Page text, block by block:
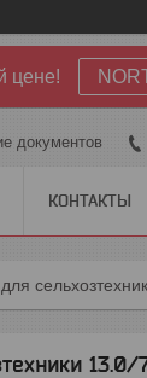
цене!
документов
КОНТАКТЫ
13.0/